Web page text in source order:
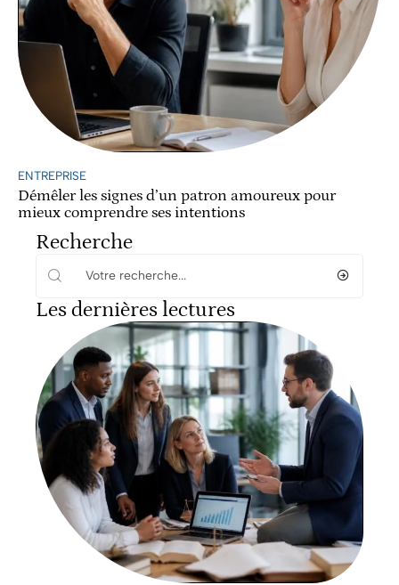
ENTREPRISE
Démêler les signes d’un patron amoureux pour
mieux comprendre ses intentions
Recherche
Les dernières lectures